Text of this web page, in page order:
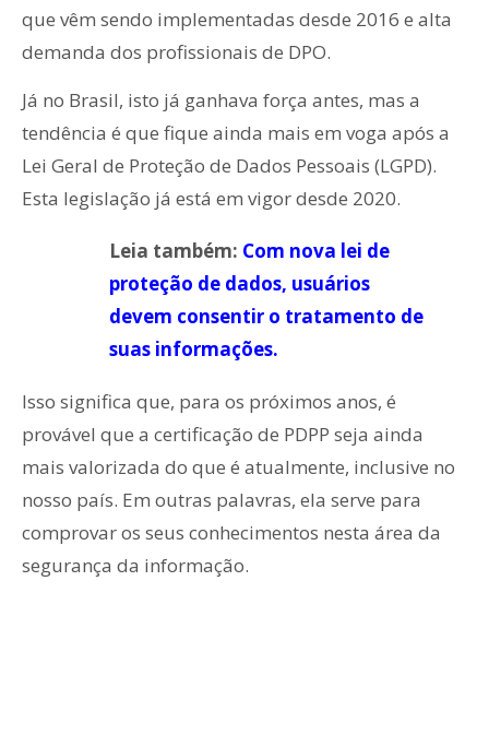
que vêm sendo implementadas desde 2016 e alta
demanda dos profissionais de DPO.
Já no Brasil, isto já ganhava força antes, mas a
tendência é que fique ainda mais em voga após a
Lei Geral de Proteção de Dados Pessoais (LGPD).
Esta legislação já está em vigor desde 2020.
Leia também: Com nova lei de
proteção de dados, usuários
devem consentir o tratamento de
suas informações.
Isso significa que, para os próximos anos, é
provável que a certificação de PDPP seja ainda
mais valorizada do que é atualmente, inclusive no
nosso país. Em outras palavras, ela serve para
comprovar os seus conhecimentos nesta área da
segurança da informação.